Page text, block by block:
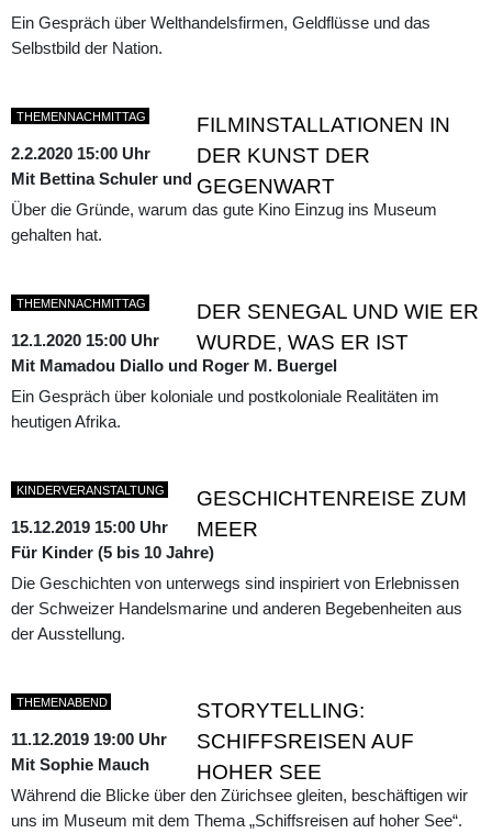
Ein Gespräch über Welthandelsfirmen, Geldflüsse und das
Selbstbild der Nation.
FILMINSTALLATIONEN IN
DER KUNST DER
GEGENWART
THEMENNACHMITTAG
2.2.2020 15:00 Uhr
Mit Bettina Schuler und Roger M. Buergel
Über die Gründe, warum das gute Kino Einzug ins Museum
gehalten hat.
DER SENEGAL UND WIE ER
WURDE, WAS ER IST
THEMENNACHMITTAG
12.1.2020 15:00 Uhr
Mit Mamadou Diallo und Roger M. Buergel
Ein Gespräch über koloniale und postkoloniale Realitäten im
heutigen Afrika.
GESCHICHTENREISE ZUM
MEER
KINDERVERANSTALTUNG
15.12.2019 15:00 Uhr
Für Kinder (5 bis 10 Jahre)
Die Geschichten von unterwegs sind inspiriert von Erlebnissen
der Schweizer Handelsmarine und anderen Begebenheiten aus
der Ausstellung.
STORYTELLING:
SCHIFFSREISEN AUF
HOHER SEE
THEMENABEND
11.12.2019 19:00 Uhr
Mit Sophie Mauch
Während die Blicke über den Zürichsee gleiten, beschäftigen wir
uns im Museum mit dem Thema „Schiffsreisen auf hoher See“.